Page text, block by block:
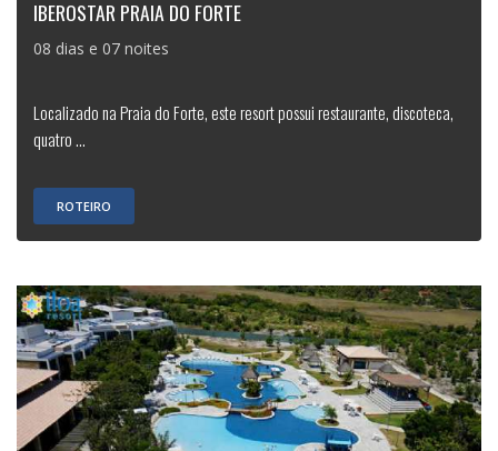
IBEROSTAR PRAIA DO FORTE
08 dias e 07 noites
Localizado na Praia do Forte, este resort possui restaurante, discoteca,
quatro ...
ROTEIRO